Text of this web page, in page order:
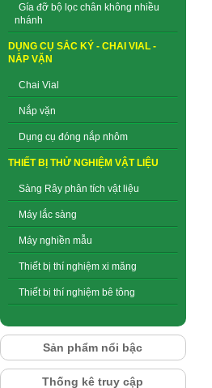
Gía đỡ bộ lọc chân không nhiều
nhánh
DỤNG CỤ SẮC KÝ - CHAI VIAL -
NẮP VẶN
Chai Vial
Nắp vặn
Dụng cụ đóng nắp nhôm
THIẾT BỊ THỬ NGHIỆM VẬT LIỆU
Sàng Rây phân tích vật liệu
Máy lắc sàng
Máy nghiền mẫu
Thiết bị thí nghiệm xi măng
Thiết bị thí nghiệm bê tông
Sản phẩm nổi bậc
Thống kê truy cập